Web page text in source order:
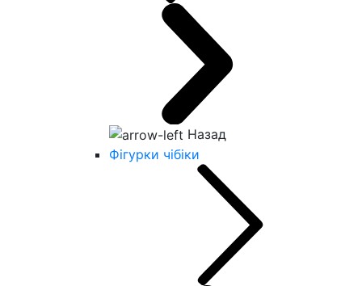
Назад
Фігурки чібіки